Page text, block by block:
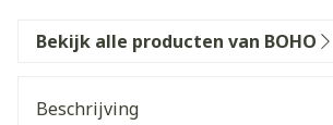
Bekijk alle producten van BOHO
Beschrijving